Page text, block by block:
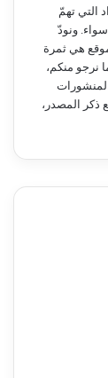
التي تهمّ
ونودّ
هي ثمرة
نرجو منكم،
المنشورات
ذكر المصدر،